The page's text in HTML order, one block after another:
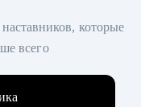
которые
всего